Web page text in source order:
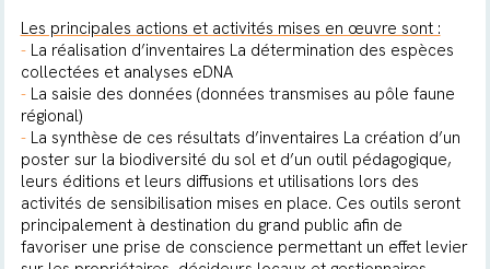
Les principales actions et activités mises en œuvre sont :
-La réalisation d’inventaires La détermination des espèces
collectées et analyses eDNA
- La saisie des données (données transmises au pôle faune
régional)
- La synthèse de ces résultats d’inventaires La création d’un
poster sur la biodiversité du sol et d’un outil pédagogique,
leurs éditions et leurs diffusions et utilisations lors des
activités de sensibilisation mises en place. Ces outils seront
principalement à destination du grand public afin de
favoriser une prise de conscience permettant un effet levier